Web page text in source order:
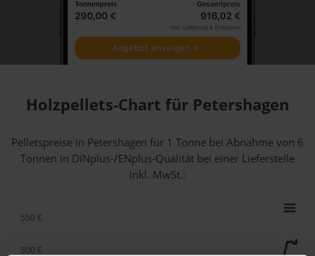
Holzpellets-Chart für Petershagen
Pelletspreise in Petershagen für 1 Tonne bei Abnahmevon 6
Tonnen in DINplus-/ENplus-Qualität bei einer Lieferstelle
inkl. MwSt.:
500 €
550 €